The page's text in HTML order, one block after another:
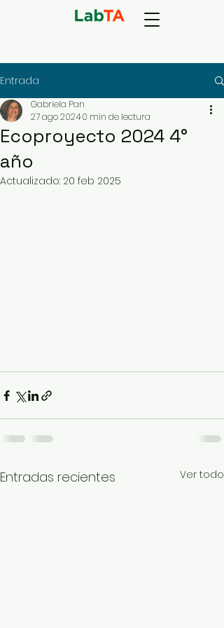
Entrada
Ecoproyecto 2024 4°
año
Gabriela Pan
27 ago 20240 min de lectura
Actualizado: 20 feb 2025
Entradas recientes Ver todo